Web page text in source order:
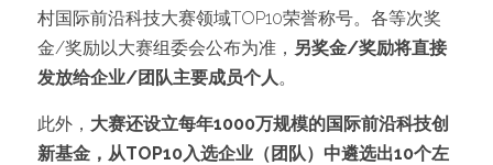
村国际前沿科技大赛领域TOP10荣誉称号。各等次奖
金/奖励以大赛组委会公布为准， 另奖金/奖励将直接
发放给企业/团队主要成员个人。
此外， 大赛还设立每年1000万规模的国际前沿科技创
新基金，从TOP10入选企业（团队）中遴选出10个左